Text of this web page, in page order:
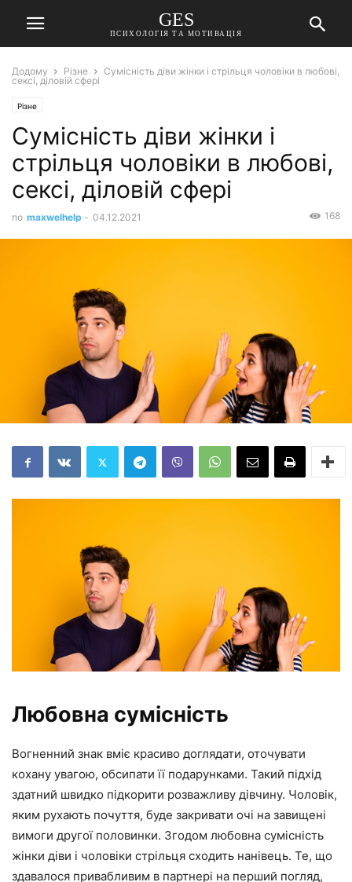
GES
ПСИХОЛОГІЯ ТА МОТИВАЦІЯ
Додому Різне
Сумісність діви жінки і стрільця чоловіки в любові,
сексі, діловій сфері
Різне
Сумісність діви жінки і
стрільця чоловіки в любові,
сексі, діловій сфері
по maxwelhelp - 04.12.2021 168
Любовна сумісність
Вогненний знак вміє красиво доглядати, оточувати
кохану увагою, обсипати її подарунками. Такий підхід
здатний швидко підкорити розважливу дівчину. Чоловік,
яким рухають почуття, буде закривати очі на завищені
вимоги другої половинки. Згодом любовна сумісність
жінки діви і чоловіки стрільця сходить нанівець. Те, що
здавалося привабливим в партнері на перший погляд,